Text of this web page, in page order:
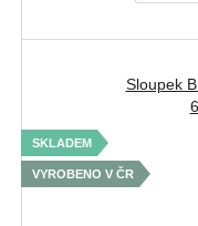
Sloupek
SKLADEM
VYROBENO V ČR